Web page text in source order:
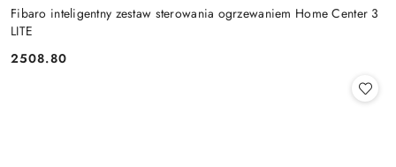
Fibaro inteligentny zestaw sterowania ogrzewaniem Home Center 3
LITE
Cena:
2508.80